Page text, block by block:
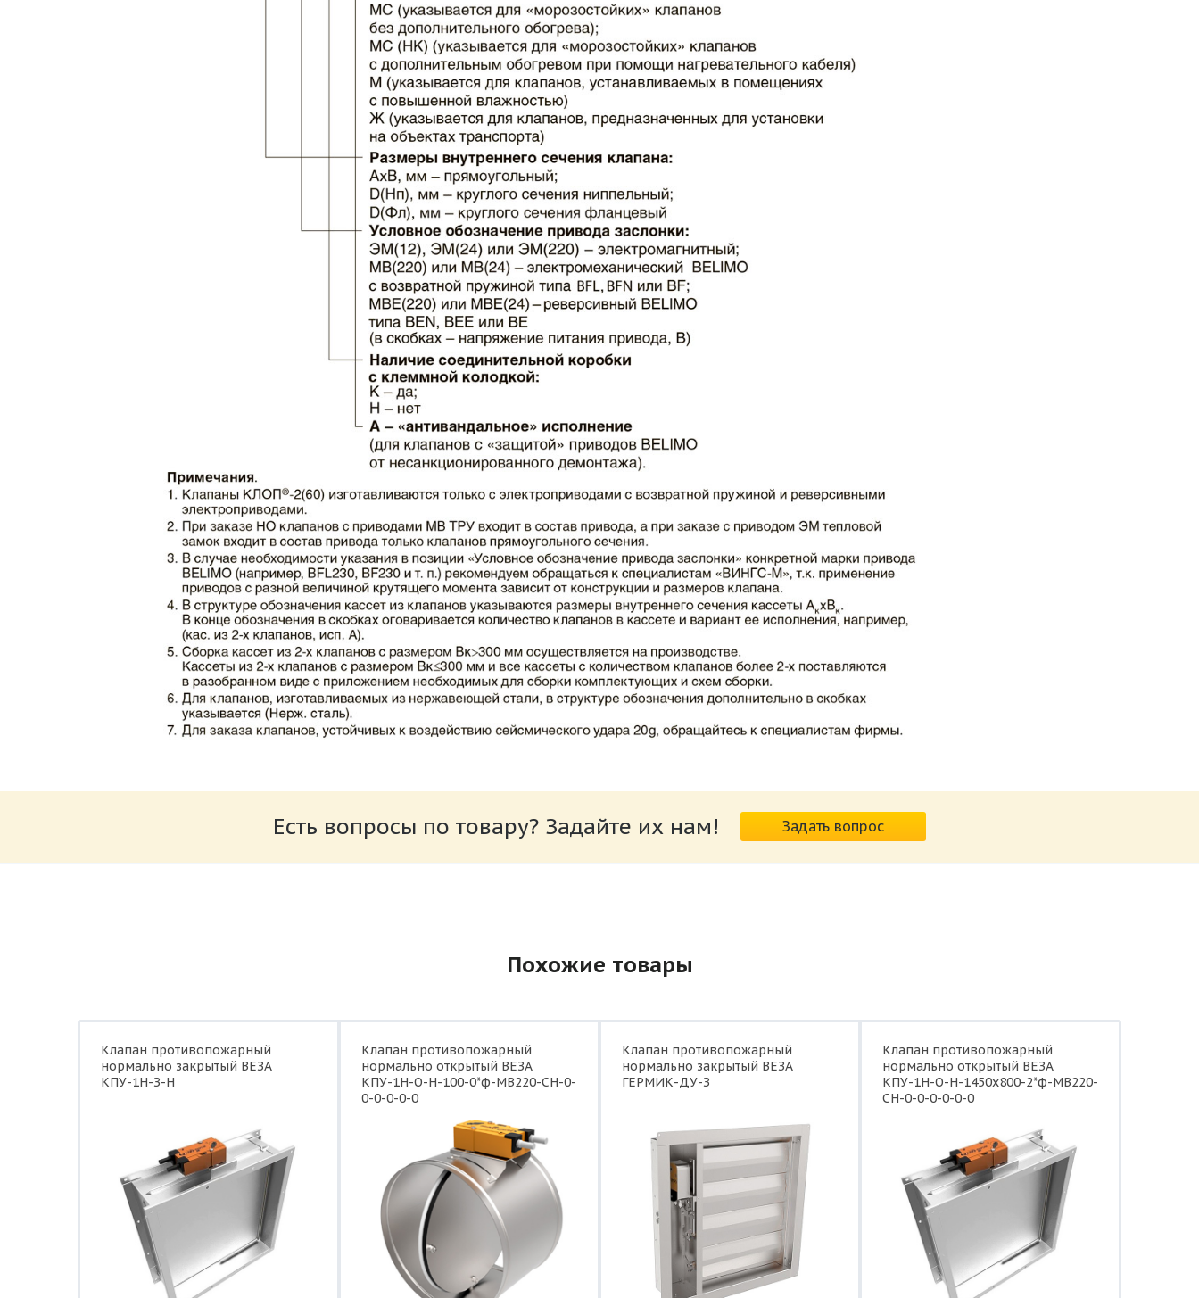
Размер: 862.34 Кб
Характеристики и схемы подключения приводов КЛОП-2.pdf
Есть вопросы по товару? Задайте их нам! Задать вопрос
Похожие товары
Клапан противопожарный
нормально закрытый ВЕЗА
КПУ-1Н-З-Н
Клапан противопожарный
нормально открытый ВЕЗА
КПУ-1Н-О-Н-100-0*ф-МВ220-СН-0-
0-0-0-0-0
Клапан противопожарный
нормально закрытый ВЕЗА
ГЕРМИК-ДУ-З
Клапан противопожарный
нормально открытый ВЕЗА
КПУ-1Н-О-Н-1450x800-2*ф-МВ220-
СН-0-0-0-0-0-0